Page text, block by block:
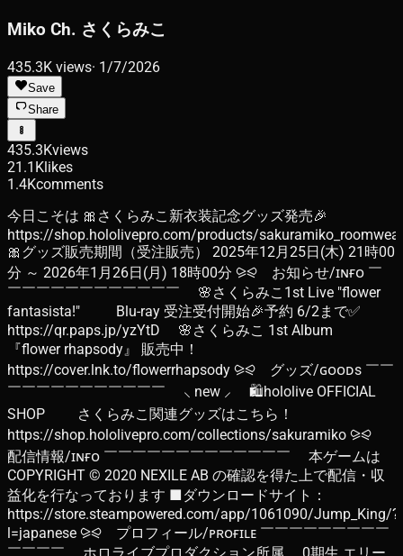
Miko Ch. さくらみこ
435.3K views· 1/7/2026
Save
Share
435.3Kviews
21.1Klikes
1.4Kcomments
今日こそは 🎀さくらみこ新衣装記念グッズ発売🎉
https://shop.hololivepro.com/products/
🎀グッズ販売期間（受注販売） 2025年12月25日(木) 21時00
分 ～ 2026年1月26日(月) 18時00分 ⪩⪨ お知らせ/ɪɴғᴏ ￣
￣￣￣￣￣￣￣￣￣￣￣￣ 🌸さくらみこ1st Live "flower
fantasista!" Blu-ray 受注受付開始🎉予約 6/2まで✅
https://qr.paps.jp/yzYtD 🌸さくらみこ 1st Album
『flower rhapsody』 販売中！
https://cover.lnk.to/flowerrhapsody ⪩⪨ グッズ/ɢᴏᴏᴅs ￣￣
￣￣￣￣￣￣￣￣￣￣￣ ⸜ new ⸝ 🛍hololive OFFICIAL
SHOP さくらみこ関連グッズはこちら！
https://shop.hololivepro.com/collections/sakuramiko ⪩⪨
配信情報/ɪɴғᴏ ￣￣￣￣￣￣￣￣￣￣￣￣￣ 本ゲームは
COPYRIGHT © 2020 NEXILE AB の確認を得た上で配信・収
益化を行なっております ■ダウンロードサイト：
https://store.steampowered.com/app/1061090/Jump_King/?
l=japanese ⪩⪨ プロフィール/ᴘʀᴏғɪʟᴇ ￣￣￣￣￣￣￣￣￣
￣￣￣￣ ホロライブプロダクション所属 0期生 エリー